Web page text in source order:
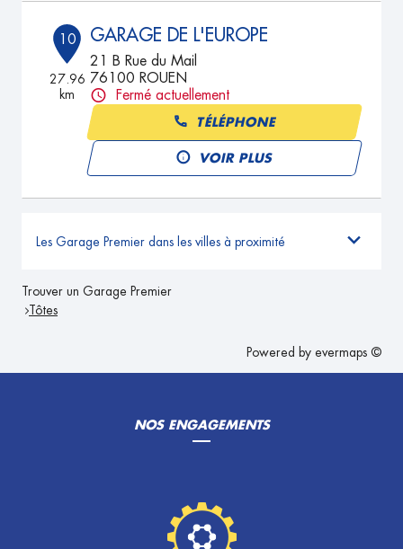
10
27.96
km
GARAGE DE L'EUROPE
21 B Rue du Mail
76100 ROUEN
Fermé actuellement
TÉLÉPHONE
VOIR PLUS
Les Garage Premier dans les villes à proximité
Trouver un Garage Premier
Tôtes
Powered by evermaps ©
NOS ENGAGEMENTS